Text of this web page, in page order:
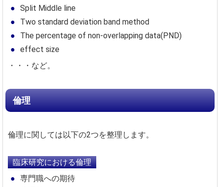
Split Middle line
Two standard deviation band method
The percentage of non-overlapping data(PND)
effect size
・・・など。
倫理
倫理に関しては以下の2つを整理します。
臨床研究における倫理
専門職への期待